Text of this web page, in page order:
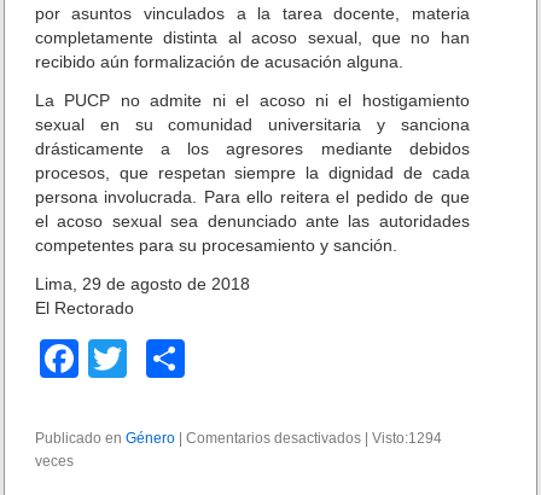
por asuntos vinculados a la tarea docente, materia
completamente distinta al acoso sexual, que no han
recibido aún formalización de acusación alguna.
La PUCP no admite ni el acoso ni el hostigamiento
sexual en su comunidad universitaria y sanciona
drásticamente a los agresores mediante debidos
procesos, que respetan siempre la dignidad de cada
persona involucrada. Para ello reitera el pedido de que
el acoso sexual sea denunciado ante las autoridades
competentes para su procesamiento y sanción.
Lima, 29 de agosto de 2018
El Rectorado
F
c
T
tt
C
m
Publicado en Género | Comentarios desactivadose| Visto:1294
veces